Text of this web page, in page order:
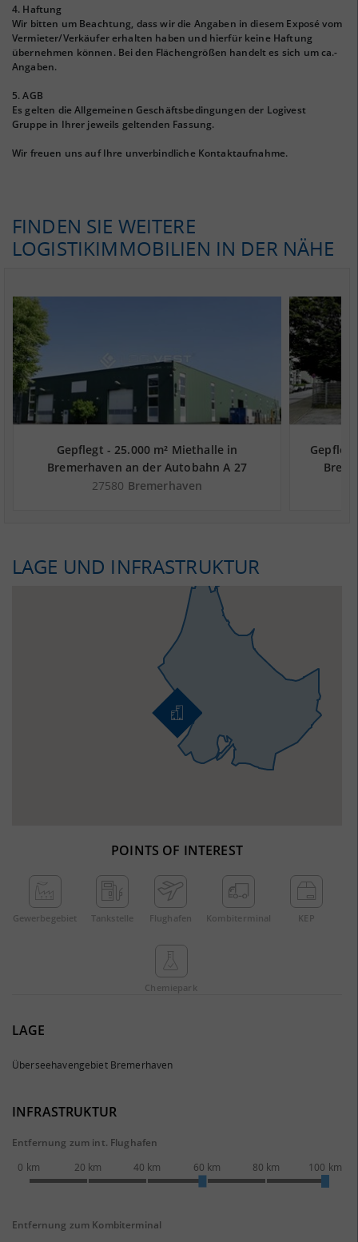
4. Haftung
Wir bitten um Beachtung, dass wir die Angaben in diesem Exposé vom
Vermieter/Verkäufer erhalten haben und hierfür keine Haftung
übernehmen können. Bei den Flächengrößen handelt es sich um ca.-
Angaben.
5. AGB
Es gelten die Allgemeinen Geschäftsbedingungen der Logivest
Gruppe in Ihrer jeweils geltenden Fassung.
Wir freuen uns auf Ihre unverbindliche Kontaktaufnahme.
FINDEN SIE WEITERE
LOGISTIKIMMOBILIEN IN DER NÄHE
Gepflegt - 25.000 m² Miethalle in
Bremerhaven an der Autobahn A 27
27580 Bremerhaven
LAGE UND INFRASTRUKTUR
POINTS OF INTEREST
Gewerbe­gebiet Tankstelle Flughafen Kombi­terminal KEP
Chemie­park
LAGE
Überseehavengebiet Bremerhaven
INFRASTRUKTUR
Entfernung zum int. Flughafen
0 km
20 km 40 km 60 km 80 km 100 km
Entfernung zum Kombiterminal